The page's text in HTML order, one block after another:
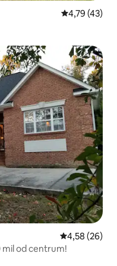
Średnia
4,79 (43)
Średnia
4,58 (26)
mil od centrum!